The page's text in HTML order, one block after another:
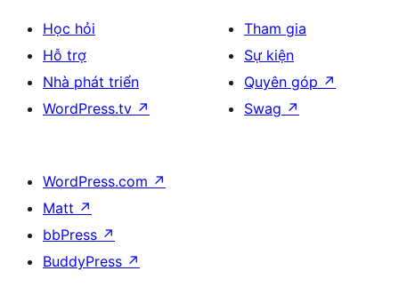
Học hỏi
Hỗ trợ
Nhà phát triển
WordPress.tv ↗
Tham gia
Sự kiện
Quyên góp ↗
Swag ↗
WordPress.com ↗
Matt ↗
bbPress ↗
BuddyPress ↗